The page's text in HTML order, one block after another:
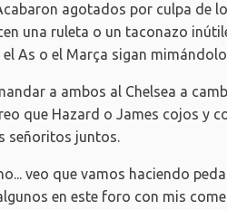
agotados por culpa de
una ruleta o un taconazo
As o el Marça sigan
a ambos al Chelsea a
que Hazard o James cojos y
señoritos juntos.
veo que vamos haciendo
en este foro con mis